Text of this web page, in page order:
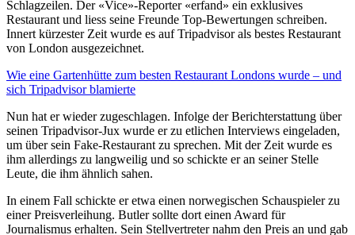
Schlagzeilen. Der «Vice»-Reporter «erfand» ein exklusives
Restaurant und liess seine Freunde Top-Bewertungen schreiben.
Innert kürzester Zeit wurde es auf Tripadvisor als bestes Restaurant
von London ausgezeichnet.
Wie eine Gartenhütte zum besten Restaurant Londons wurde – und
sich Tripadvisor blamierte
Nun hat er wieder zugeschlagen. Infolge der Berichterstattung über
seinen Tripadvisor-Jux wurde er zu etlichen Interviews eingeladen,
um über sein Fake-Restaurant zu sprechen. Mit der Zeit wurde es
ihm allerdings zu langweilig und so schickte er an seiner Stelle
Leute, die ihm ähnlich sahen.
In einem Fall schickte er etwa einen norwegischen Schauspieler zu
einer Preisverleihung. Butler sollte dort einen Award für
Journalismus erhalten. Sein Stellvertreter nahm den Preis an und gab